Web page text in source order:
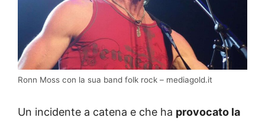
Ronn Moss con la sua band folk rock – mediagold.it
Un incidente a catena e che ha provocato la